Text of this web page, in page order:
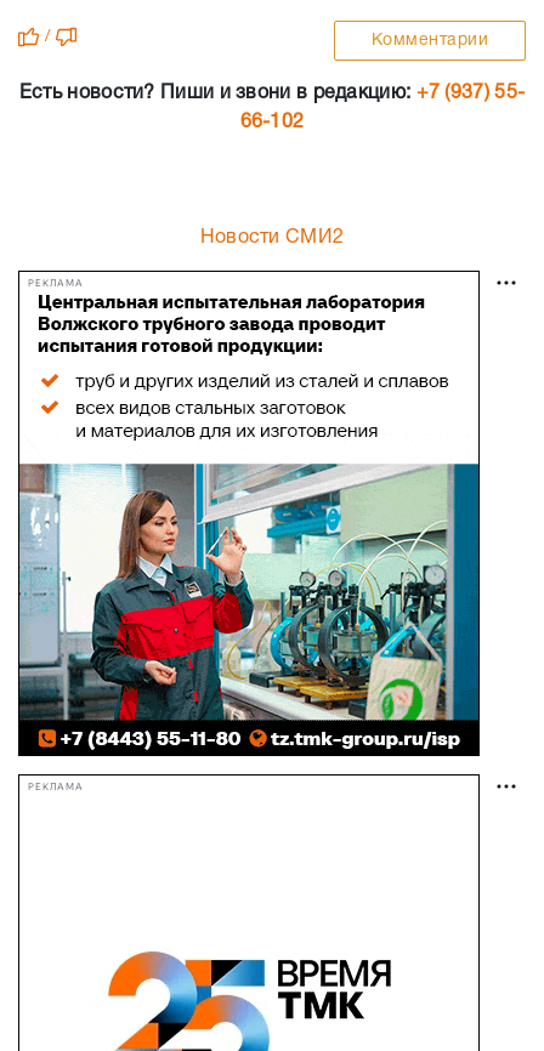
/ Комментарии
Есть новости? Пиши и звони в редакцию: +7 (937) 55-
66-102
Новости СМИ2
РЕКЛАМА
РЕКЛАМА